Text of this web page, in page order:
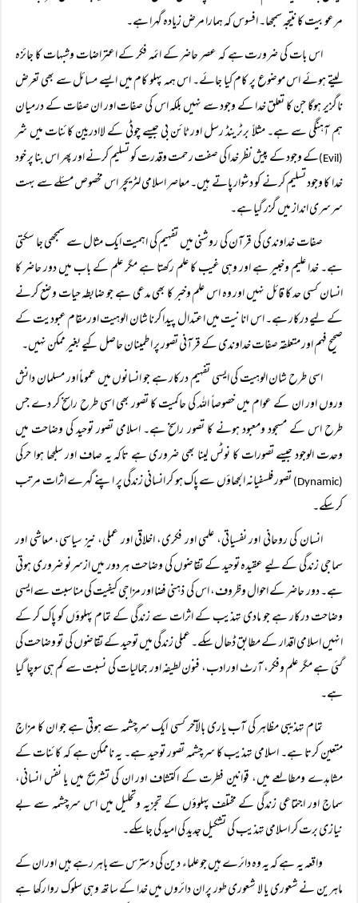
مرعوبیت کا نتیجہ سمجھا۔ افسوس کہ ہمارا مرض زیادہ گہرا ہے۔
اس بات کی ضرورت ہے کہ عصر حاضر کے ائمہ فکر کے اعتراضات وشبہات کا جائزہ
لیتے ہوئے اس موضوع پر کام کیا جائے۔ اس ہمہ پہلو کام میں ایسے مسائل سے بھی تعرض
ناگزیر ہوگا جن کا تعلق خدا کے وجود سے نہیں بلکہ اس کی صفات اور ان صفات کے درمیان
ہم آہنگی سے ہے۔ مثلاً برٹرینڈ رسل اور ٹائن بی جیسے چوٹی کے لاادریین کائنات میں شر
(Evil)
کے وجود کے پیش نظر خدا کی صفت رحمت وقدرت کو تسلیم کرنے اور پھر اس بنا پر خود
خدا کا وجود تسلیم کرنے کو دشوار پاتے ہیں۔ معاصر اسلامی لٹریچر اس مخصوص مسئلے سے بہت
سرسری انداز میں گزر گیا ہے۔
صفات خداوندی کی قرآن کی روشنی میں تفہیم کی اہمیت ایک مثال سے سمجھی جا سکتی
ہے۔ خدا علیم وخبیر ہے اور وہی غیب کا علم رکھتا ہے مگر علم کے باب میں دور حاضر کا
انسان کسی حد کا قائل نہیں اور وہ اس علم وخبر کا بھی مدعی ہے جو ضابطہ حیات وضع کرنے
کے لیے درکار ہے۔ اس انانیت میں اعتدال پیدا کرنا شان الوہیت اور مقام عبودیت کے
صحیح فہم اور متعلقہ صفات خداوندی کے قرآنی تصور پر اطمینان حاصل کیے بغیر ممکن نہیں۔
اسی طرح شان الوہیت کی ایسی تفہیم درکار ہے جو انسانوں میں عموماً اور مسلمان دانش
وروں اور ان کے عوام میں خصوصاً اللہ کی حاکمیت کا تصور بھی اسی طرح راسخ کر دے جس
طرح اس کے مسجود ومعبود ہونے کا تصور راسخ ہے۔ اسلامی تصور توحید کی وضاحت میں
وحدت الوجود جیسے تصورات کا نوٹس لینا بھی ضروری ہے تاکہ یہ صاف اور سلجھا ہوا حرکی
(Dynamic)
تصور فلسفیانہ الجھاؤں سے پاک ہو کر انسانی زندگی پر اپنے گہرے اثرات مرتب
کر سکے۔
انسان کی روحانی اور نفسیاتی، علمی اور فکری، اخلاقی اور عملی، نیز سیاسی، معاشی اور
سماجی زندگی کے لیے عقیدہ توحید کے تقاضوں کی وضاحت ہر دور میں ازسرنو ضروری ہوتی
ہے۔ دور حاضر کے احوال وظروف، اس کی ذہنی فضا اور مزاجی کیفیت کی مناسبت سے ایسی
وضاحت درکار ہے جو مادی تہذیب کے اثرات سے زندگی کے تمام پہلوؤں کو پاک کر کے
انہیں اسلامی اقدار کے مطابق ڈھال سکے۔ عملی زندگی میں توحید کے تقاضوں کی تو وضاحت کی
گئی ہے مگر علم وفکر، آرٹ اور ادب، فنون لطیفہ اور جمالیات کی نسبت سے کم ہی سوچا گیا
ہے۔
تمام تہذیبی مظاہر کی آب یاری بالآخر کسی ایک سرچشمہ سے ہوتی ہے جو ان کا مزاج
متعین کرتا ہے۔ اسلامی تہذیب کا سرچشمہ تصور توحید ہے۔ یہ ناممکن ہے کہ کائنات کے
مشاہدے ومطالعے میں، قوانین فطرت کے اکتشاف اور ان کی تشریح میں یا نفس انسانی،
سماج اور اجتماعی زندگی کے مختلف پہلوؤں کے تجزیہ وتحلیل میں اس سرچشمہ سے بے
نیازی برت کر اسلامی تہذیب کی تشکیل جدید کی امید کی جا سکے۔
واقعہ یہ ہے کہ یہ وہ دائرے ہیں جو علماء دین کی دسترس سے باہر رہے ہیں اور ان کے
ماہرین نے شعوری یا لا شعوری طور پر ان دائروں میں خدا کے ساتھ وہی سلوک روا رکھا ہے